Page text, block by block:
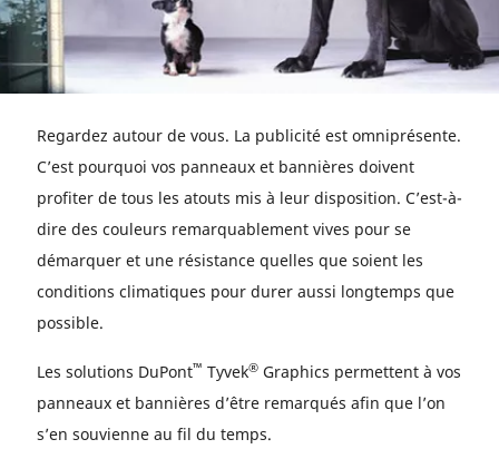
Regardez autour de vous. La publicité est omniprésente.
C’est pourquoi vos panneaux et bannières doivent
profiter de tous les atouts mis à leur disposition. C’est-à-
dire des couleurs remarquablement vives pour se
démarquer et une résistance quelles que soient les
conditions climatiques pour durer aussi longtemps que
possible.
Les solutions DuPont™ Tyvek® Graphics permettent à vos
panneaux et bannières d’être remarqués afin que l’on
s’en souvienne au fil du temps.